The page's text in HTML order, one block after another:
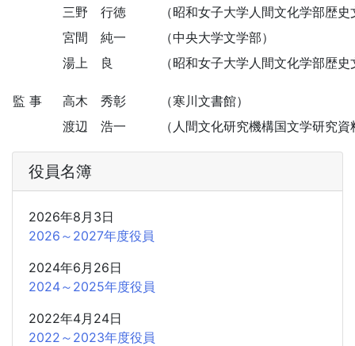
三野 行徳
（昭和女子大学人間文化学部歴
宮間 純一
（中央大学文学部）
湯上 良
（昭和女子大学人間文化学部歴
監 事 高木 秀彰
（寒川文書館）
渡辺 浩一
（人間文化研究機構国文学研究資
役員名簿
2026年8月3日
2026～2027年度役員
2024年6月26日
2024～2025年度役員
2022年4月24日
2022～2023年度役員